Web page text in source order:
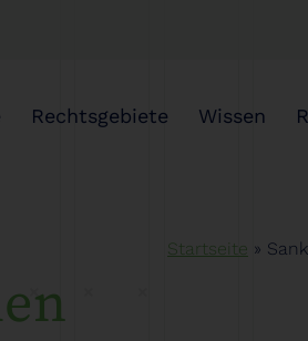
Rechtsgebiete Wissen
Startseite »